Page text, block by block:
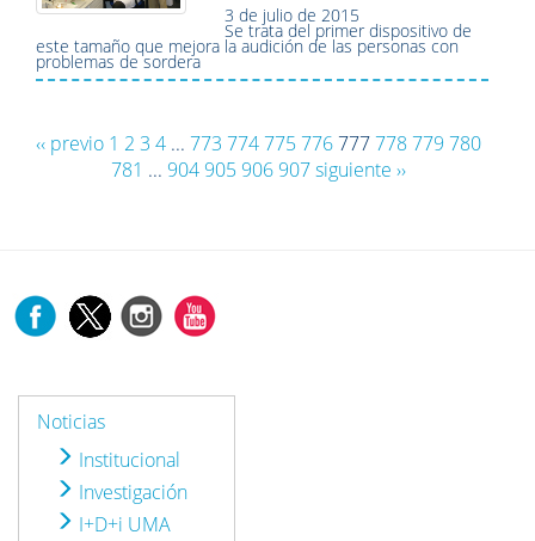
3 de julio de 2015
Se trata del primer dispositivo de
este tamaño que mejora la audición de las personas con
problemas de sordera
‹‹ previo 1 2 3 4... 773 774 775 776 777 778 779 780
781 ... 904 905 906 907 siguiente ››
Noticias
Institucional
Investigación
I+D+i UMA